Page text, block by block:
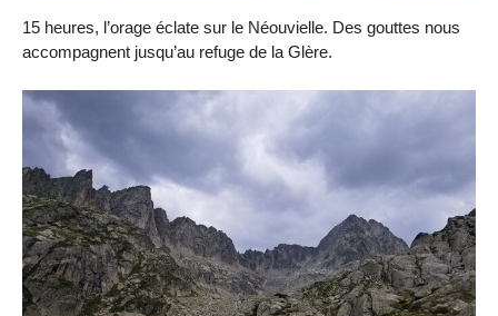
15 heures, l’orage éclate sur le Néouvielle. Des gouttes nous
accompagnent jusqu’au refuge de la Glère.